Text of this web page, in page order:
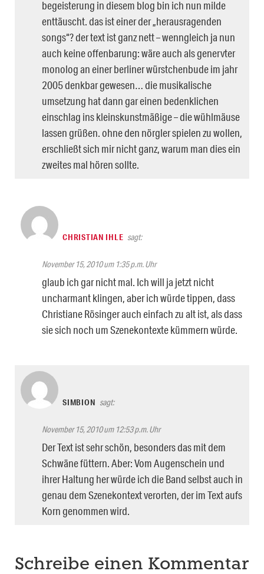
begeisterung in diesem blog bin ich nun milde
enttäuscht. das ist einer der „herausragenden
songs“? der text ist ganz nett – wenngleich ja nun
auch keine offenbarung: wäre auch als genervter
monolog an einer berliner würstchenbude im jahr
2005 denkbar gewesen… die musikalische
umsetzung hat dann gar einen bedenklichen
einschlag ins kleinskunstmäßige – die wühlmäuse
lassen grüßen. ohne den nörgler spielen zu wollen,
erschließt sich mir nicht ganz, warum man dies ein
zweites mal hören sollte.
CHRISTIAN IHLE sagt:
November 15, 2010 um 1:35 p.m. Uhr
glaub ich gar nicht mal. Ich will ja jetzt nicht
uncharmant klingen, aber ich würde tippen, dass
Christiane Rösinger auch einfach zu alt ist, als dass
sie sich noch um Szenekontexte kümmern würde.
SIMBION sagt:
November 15, 2010 um 12:53 p.m. Uhr
Der Text ist sehr schön, besonders das mit dem
Schwäne füttern. Aber: Vom Augenschein und
ihrer Haltung her würde ich die Band selbst auch in
genau dem Szenekontext verorten, der im Text aufs
Korn genommen wird.
Schreibe einen Kommentar